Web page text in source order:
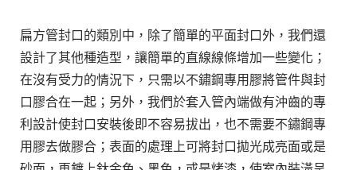
扁方管封口的類別中，除了簡單的平面封口外，我們還
設計了其他種造型，讓簡單的直線線條增加一些變化；
在沒有受力的情況下，只需以不鏽鋼專用膠將管件與封
口膠合在一起；另外，我們於套入管內端做有沖齒的專
利設計使封口安裝後即不容易拔出，也不需要不鏽鋼專
用膠去做膠合；表面的處理上可將封口拋光成亮面或是